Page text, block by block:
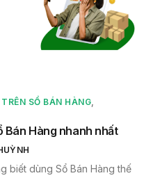
SỔ BÁN HÀNG
Bán Hàng nhanh nhất
biết dùng Sổ Bán Hàng thế